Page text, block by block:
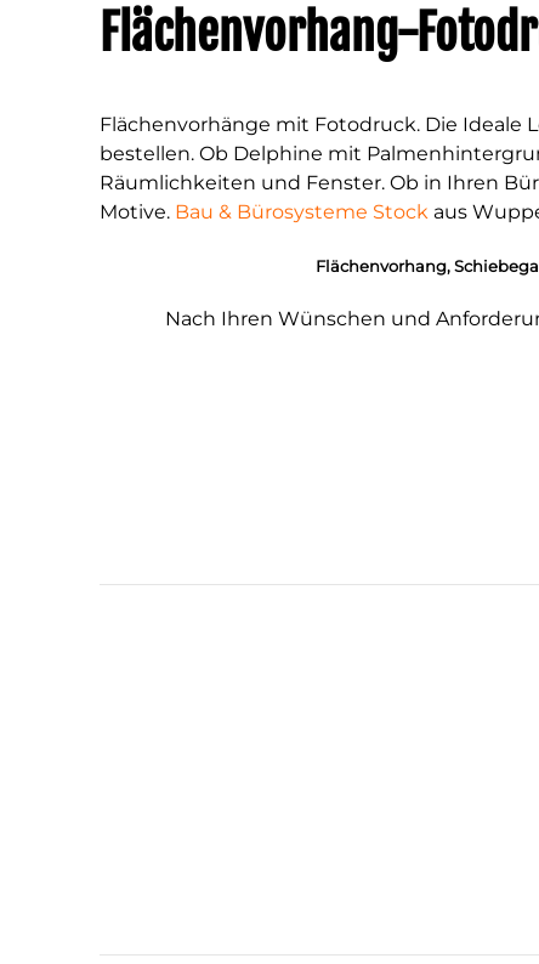
Flächenvorhang-
Flächenvorhänge mit Fotodruck. Die Ideale
bestellen. Ob Delphine mit
Räumlichkeiten und Fenster. Ob in Ihren
Motive. Bau & Bürosysteme Stock aus
Flächenvorhang,
Nach Ihren Wünschen und
günstige Rollos
Dachfensterrollos
Multirollo Video